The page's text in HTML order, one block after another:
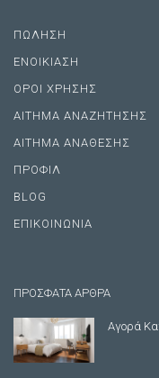
ΠΩΛΗΣΗ
ΕΝΟΙΚΙΑΣΗ
ΟΡΟΙ ΧΡΗΣΗΣ
ΑΙΤΗΜΑ ΑΝΑΖΗΤΗΣΗΣ
ΑΙΤΗΜΑ ΑΝΑΘΕΣΗΣ
ΠΡΟΦΙΛ
BLOG
ΕΠΙΚΟΙΝΩΝΙΑ
ΠΡΟΣΦΑΤΑ ΑΡΘΡΑ
Αγορά